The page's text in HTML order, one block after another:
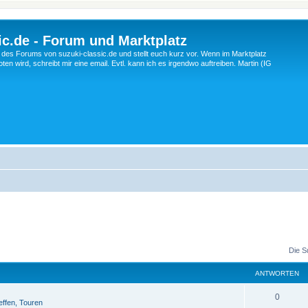
- Forum und Marktplatz
Forums von suzuki-classic.de und stellt euch kurz vor. Wenn im Marktplatz
wird, schreibt mir eine email. Evtl. kann ich es irgendwo auftreiben. Martin (IG
Die
ANTWORTEN
Touren
0A